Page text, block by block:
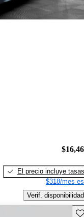
El precio incluye tasas
$318/mes
Verif. disponibilidad